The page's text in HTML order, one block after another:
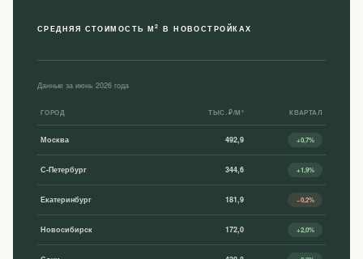
СРЕДНЯЯ СТОИМОСТЬ М2 В НОВОСТРОЙКАХ
Данные за июнь 2026 года
ГОРОД ТЫС. ₽/М² КВАРТАЛ
Москва 492,9 +0,7%
С-Петербург 344,6 +1,9%
Екатеринбург 181,9 −0,2%
Новосибирск 172,0 +2,0%